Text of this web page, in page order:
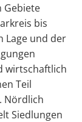
Gebiete
bis
Lage und der
wirtschaftlich
Teil
Nördlich
Siedlungen